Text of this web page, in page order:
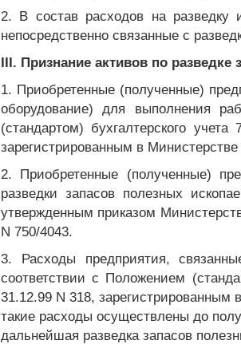
2. В состав расходов на разведку
непосредственно связанные с
III. Признание активов по
1. Приобретенные (полученные)
оборудование) для выполнения
(стандартом) бухгалтерского
зарегистрированным в
2. Приобретенные (полученные)
разведки запасов полезных
утвержденным приказом
N 750/4043.
3. Расходы предприятия,
соответствии с Положением
31.12.99 N 318,
такие расходы осуществлены до
дальнейшая разведка запасов